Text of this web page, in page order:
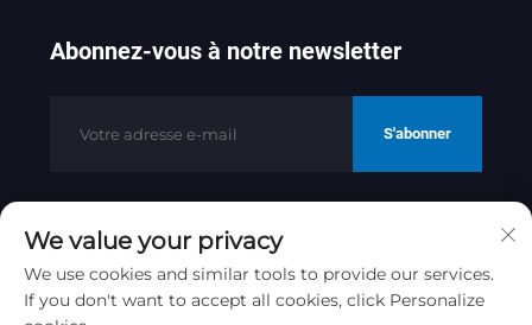
Abonnez-vous à notre newsletter
S'abonner
Copyright © 2025 par Jinan Golden
Bridge Precision Machinery Co.ltd
Politique de confidentialité
We value your privacy
We use cookies and similar tools to provide our services.
If you don't want to accept all cookies, click Personalize